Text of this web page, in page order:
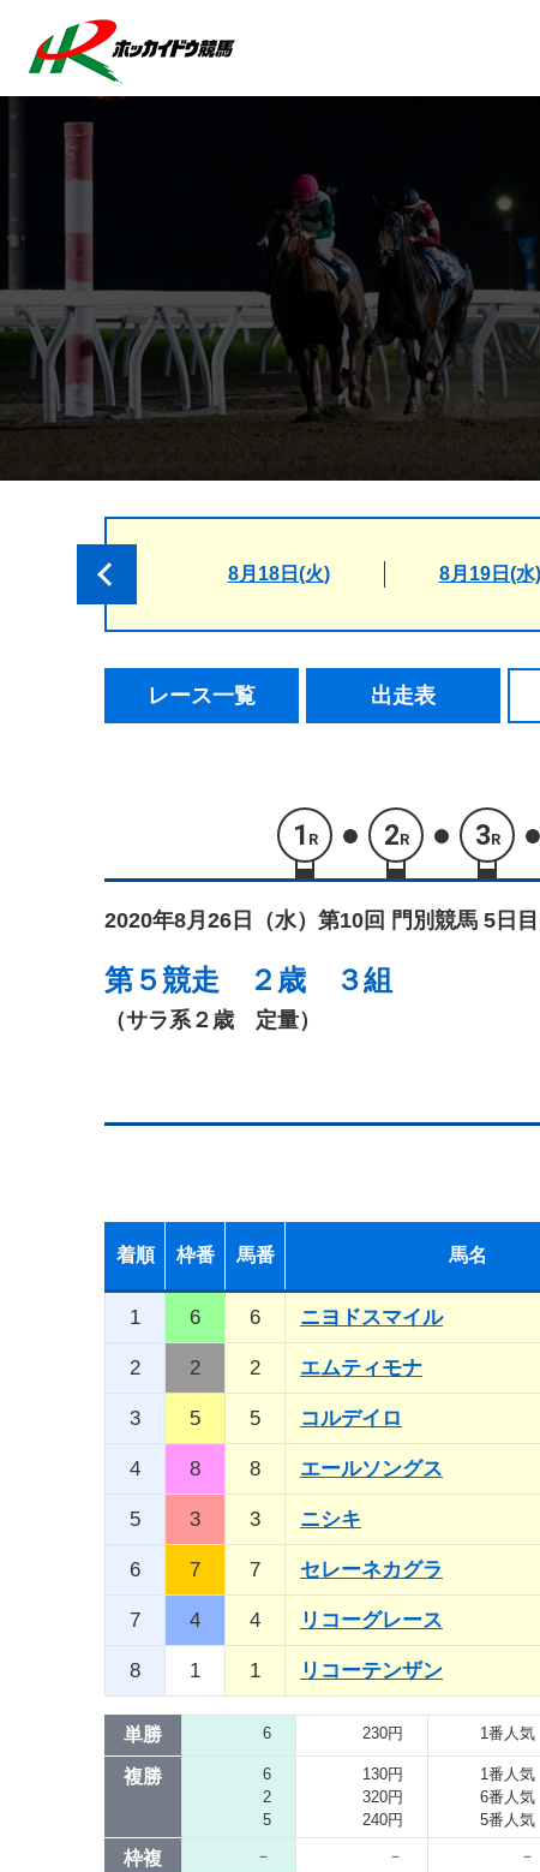
8月18日(火) 8月19日(水)
レース一覧 出走表
1 R 2R 3R
2020年8月26日（水） 第10回 門別競馬 5日
第５競走 ２歳 ３組
（サラ系２歳 定量）
着順 枠番 馬番 馬名
1 6 6 ニヨドスマイル
2 2 2 エムティモナ
3 5 5 コルデイロ
4 8 8 エールソングス
5 3 3 ニシキ
6 7 7 セレーネカグラ
7 4 4 リコーグレース
8 1 1 リコーテンザン
単勝 6 230円 1番人気
複勝
6
2
5
130円
320円
240円
1番人気
6番人気
5番人気
枠複 － － －